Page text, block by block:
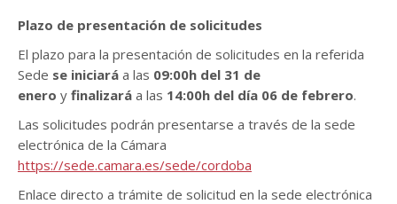
Plazo de presentación de solicitudes
El plazo para la presentación de solicitudes en la referida
Sede se iniciará a las 09:00h del 31 de
enero y finalizará a las 14:00h del día 06 de febrero.
Las solicitudes podrán presentarse a través de la sede
electrónica de la Cámara
https://sede.camara.es/sede/cordoba
Enlace directo a trámite de solicitud en la sede electrónica